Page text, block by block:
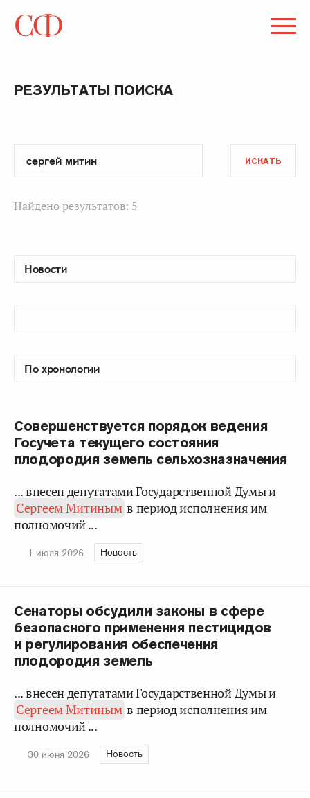
РЕЗУЛЬТАТЫ ПОИСКА
ИСКАТЬ
Найдено результатов: 5
Совершенствуется порядок ведения
Госучета текущего состояния
плодородия земель сельхозназначения
... внесен депутатами Государственной Думы и
Сергеем Митиным в период исполнения им
полномочий ...
1 июля 2026 Новость
Сенаторы обсудили законы в сфере
безопасного применения пестицидов
и регулирования обеспечения
плодородия земель
... внесен депутатами Государственной Думы и
Сергеем Митиным в период исполнения им
полномочий ...
30 июня 2026 Новость